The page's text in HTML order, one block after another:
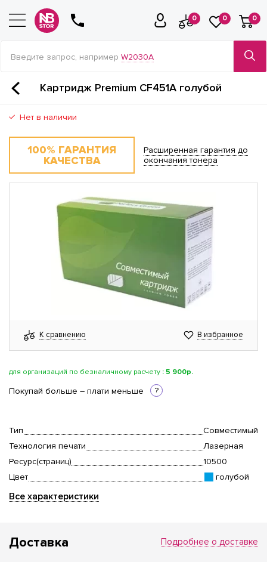
0 0 0
Введите запрос, например W2030A
Картридж Premium CF451A голубой
Нет в наличии
100% ГАРАНТИЯ
КАЧЕСТВА
Расширенная гарантия до
окончания тонера
К сравнению В избранное
для организаций по безналичному расчету : 5 900р.
Покупай больше – плати меньше ?
Тип
Совместимый
Технология печати
Лазерная
Ресурс(страниц)
10500
Цвет
голубой
Все характеристики
Доставка Подробнее о доставке